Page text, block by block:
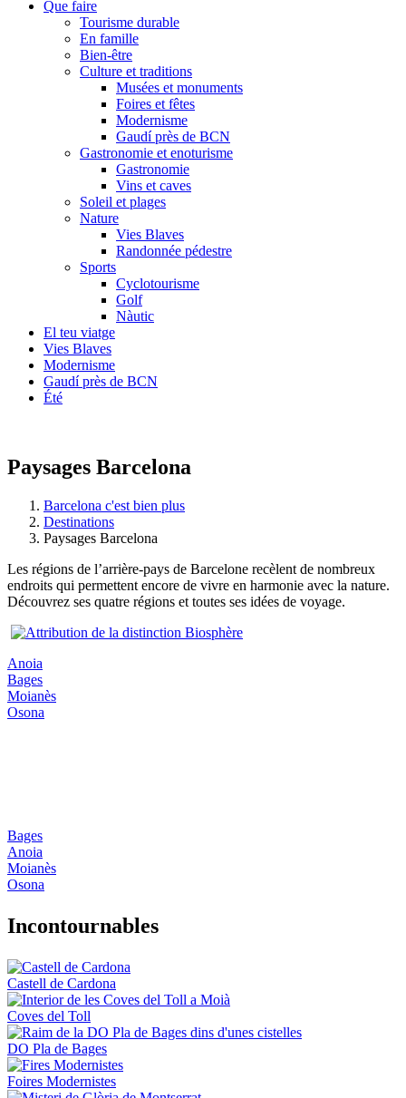
Que faire
Tourisme durable
En famille
Bien-être
Culture et traditions
Musées et monuments
Foires et fêtes
Modernisme
Gaudí près de BCN
Gastronomie et enoturisme
Gastronomie
Vins et caves
Soleil et plages
Nature
Vies Blaves
Randonnée pédestre
Sports
Cyclotourisme
Golf
Nàutic
El teu viatge
Vies Blaves
Modernisme
Gaudí près de BCN
Été
Paysages Barcelona
Barcelona c'est bien plus
Destinations
Paysages Barcelona
Les régions de l’arrière-pays de Barcelone recèlent de nombreux
endroits qui permettent encore de vivre en harmonie avec la nature.
Découvrez ses quatre régions et toutes ses idées de voyage.
Anoia
Bages
Moianès
Osona
Bages
Anoia
Moianès
Osona
Incontournables
Castell de Cardona
Coves del Toll
DO Pla de Bages
Foires Modernistes